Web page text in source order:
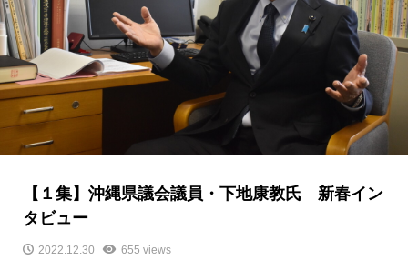
【１集】沖縄県議会議員・下地康教氏 新春イン
タビュー
2022.12.30 655 views